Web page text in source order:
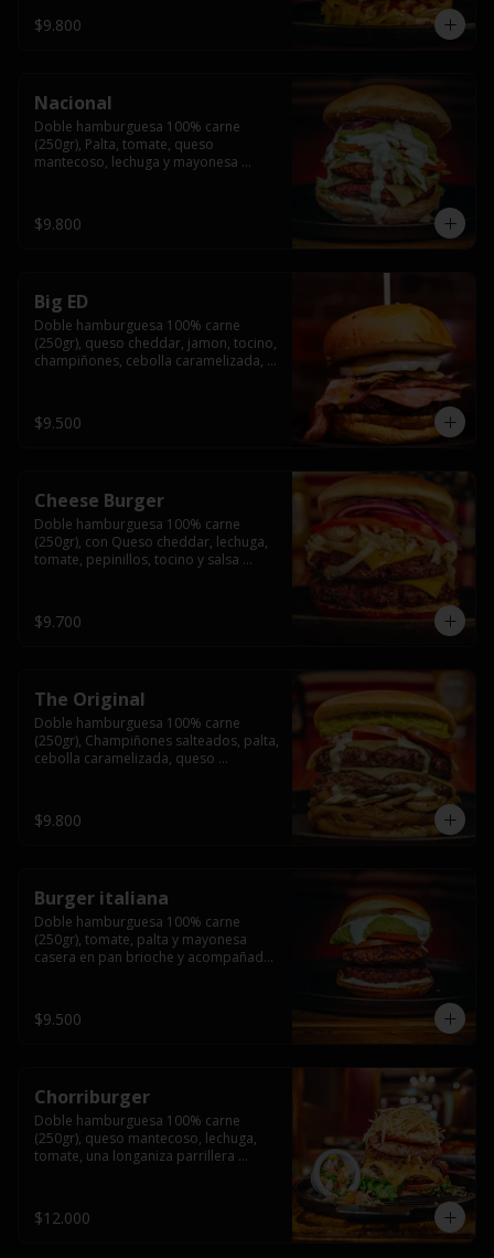
brioche y acompañado de papas
fritas.
$9.800
Nacional
Doble hamburguesa 100% carne
(250gr), Palta, tomate, queso
mantecoso, lechuga y mayonesa
$9.800
Big ED
Doble hamburguesa 100% carne
(250gr), queso cheddar, jamon, tocino,
champiñones, cebolla caramelizada,
$9.500
Cheese Burger
Doble hamburguesa 100% carne
(250gr), con Queso cheddar, lechuga,
tomate, pepinillos, tocino y salsa
$9.700
The Original
Doble hamburguesa 100% carne
(250gr), Champiñones salteados, palta,
cebolla caramelizada, queso
fritas.
$9.800
Burger italiana
Doble hamburguesa 100% carne
(250gr), tomate, palta y mayonesa
casera en pan brioche y acompañado
$9.500
Chorriburger
Doble hamburguesa 100% carne
(250gr), queso mantecoso, lechuga,
tomate, una longaniza parrillera
papas fritas.
$12.000